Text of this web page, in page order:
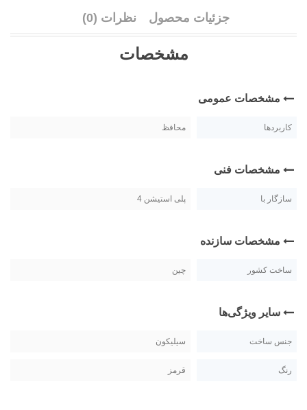
جزئیات محصول نظرات (0)
مشخصات
مشخصات عمومی
کاربردها محافظ
مشخصات فنی
سازگار با پلی استیشن 4
مشخصات سازنده
ساخت کشور چین
سایر ویژگی‌ها
جنس ساخت سیلیکون
رنگ قرمز